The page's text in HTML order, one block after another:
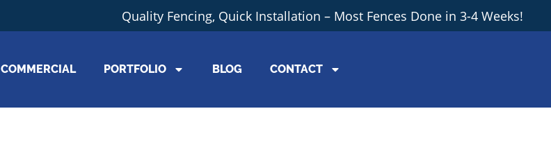
Quality Fencing, Quick Installation – Most Fences Done in 3-4 Weeks!
COMMERCIAL PORTFOLIO BLOG CONTACT